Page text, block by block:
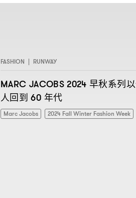
FASHION | RUNWAY
MARC JACOBS 2024 早秋系列
人回到 60 年代
Marc Jacobs 2024 Fall Winter Fashion Week